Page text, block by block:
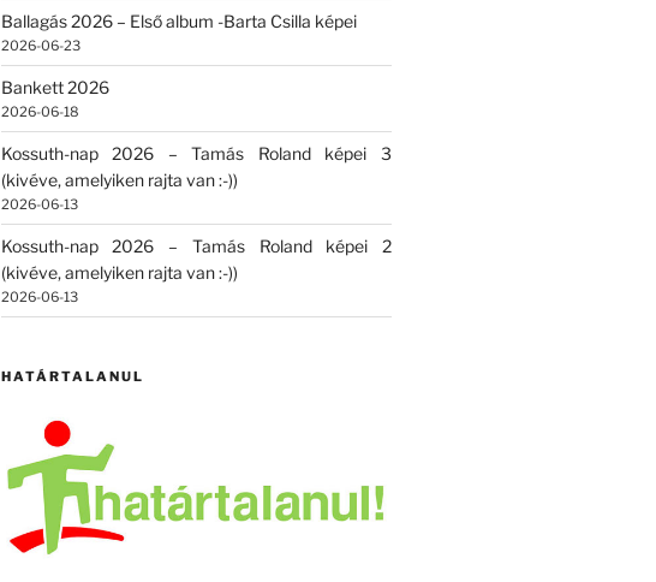
Ballagás 2026 – Első album -Barta Csilla képei
2026-06-23
Bankett 2026
2026-06-18
Kossuth-nap 2026 – Tamás Roland képei 3
(kivéve, amelyiken rajta van :-))
2026-06-13
Kossuth-nap 2026 – Tamás Roland képei 2
(kivéve, amelyiken rajta van :-))
2026-06-13
HATÁRTALANUL